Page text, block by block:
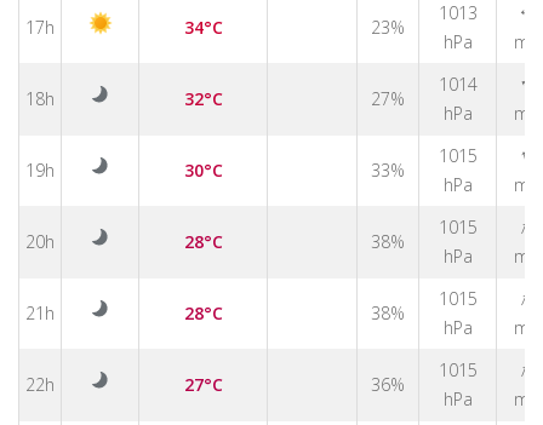
17h 34°C 23%
1013
hPa
↑
m/s
18h 32°C 27%
1014
hPa
↑
m/s
19h 30°C 33%
1015
hPa
↑
m/s
20h 28°C 38%
1015
hPa
↑
m/s
21h 28°C 38%
1015
hPa
↑
m/s
22h 27°C 36%
1015
hPa
↑
m/s